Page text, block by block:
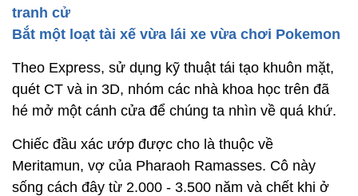
tranh cử
Bắt một loạt tài xế vừa lái xe vừa chơi Pokemon
Theo Express, sử dụng kỹ thuật tái tạo khuôn mặt,
quét CT và in 3D, nhóm các nhà khoa học trên đã
hé mở một cánh cửa để chúng ta nhìn về quá khứ.
Chiếc đầu xác ướp được cho là thuộc về
Meritamun, vợ của Pharaoh Ramasses. Cô này
sống cách đây từ 2.000 - 3.500 năm và chết khi ở